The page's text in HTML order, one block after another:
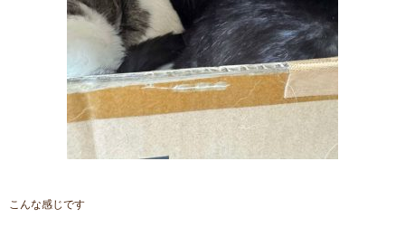
こんな感じです